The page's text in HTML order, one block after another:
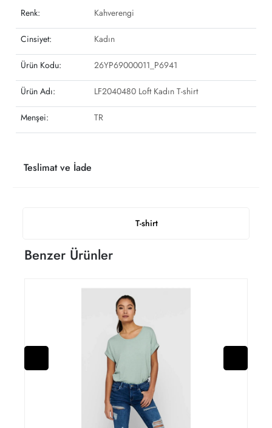
T-shirt
Renk: Kahverengi
Cinsiyet: Kadın
Ürün Kodu: 26YP69000011_P6941
Ürün Adı: LF2040480 Loft Kadın T-shirt
Menşei: TR
Teslimat ve İade
Benzer Ürünler